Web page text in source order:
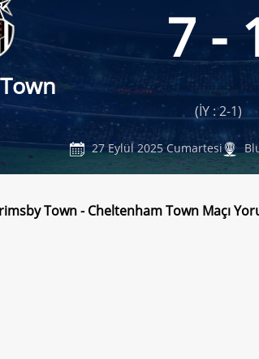
7 -
(İY : 2-1)
27 Eylül 2025 Cumartesi
Town - Cheltenham Town Maçı